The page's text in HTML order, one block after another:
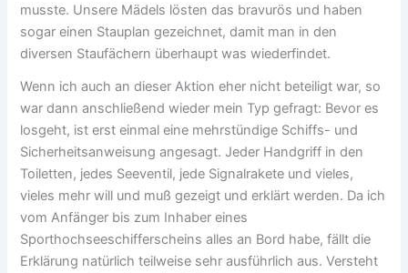
musste. Unsere Mädels lösten das bravurös und haben
sogar einen Stauplan gezeichnet, damit man in den
diversen Staufächern überhaupt was wiederfindet.
Wenn ich auch an dieser Aktion eher nicht beteiligt war, so
war dann anschließend wieder mein Typ gefragt: Bevor es
losgeht, ist erst einmal eine mehrstündige Schiffs- und
Sicherheitsanweisung angesagt. Jeder Handgriff in den
Toiletten, jedes Seeventil, jede Signalrakete und vieles,
vieles mehr will und muß gezeigt und erklärt werden. Da ich
vom Anfänger bis zum Inhaber eines
Sporthochseeschifferscheins alles an Bord habe, fällt die
Erklärung natürlich teilweise sehr ausführlich aus. Versteht